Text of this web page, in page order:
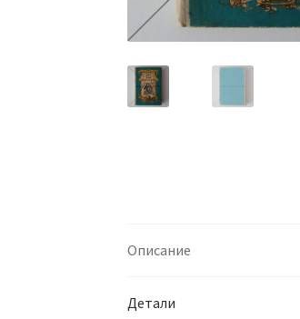
Описание
Детали